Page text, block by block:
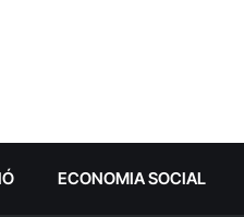
ECONOMIA SOCIAL